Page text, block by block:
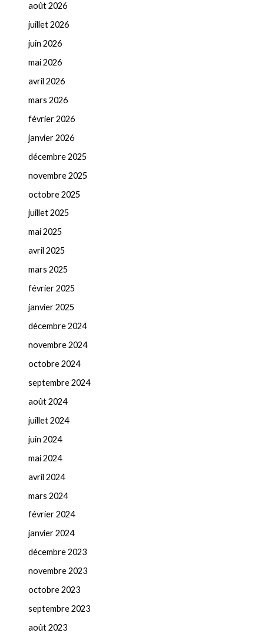
août 2026
juillet 2026
juin 2026
mai 2026
avril 2026
mars 2026
février 2026
janvier 2026
décembre 2025
novembre 2025
octobre 2025
juillet 2025
mai 2025
avril 2025
mars 2025
février 2025
janvier 2025
décembre 2024
novembre 2024
octobre 2024
septembre 2024
août 2024
juillet 2024
juin 2024
mai 2024
avril 2024
mars 2024
février 2024
janvier 2024
décembre 2023
novembre 2023
octobre 2023
septembre 2023
août 2023